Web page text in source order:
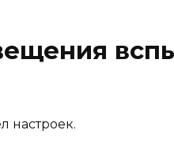
настроек.